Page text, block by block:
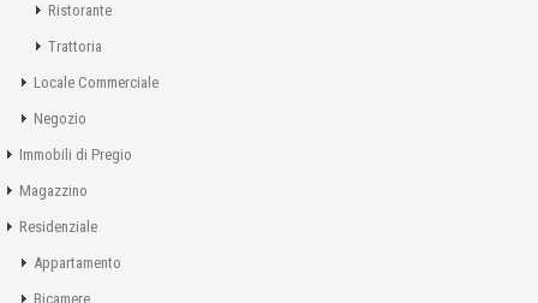
Ristorante
Trattoria
Locale Commerciale
Negozio
Immobili di Pregio
Magazzino
Residenziale
Appartamento
Bicamere